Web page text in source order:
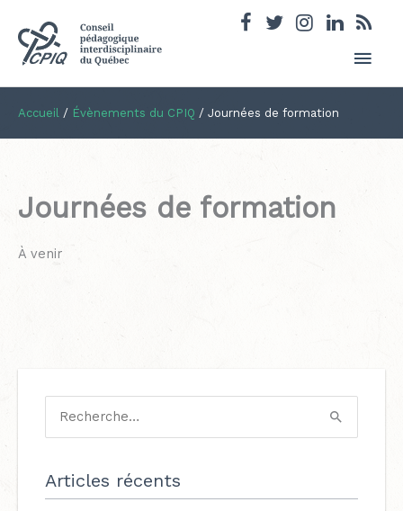
Accueil / Évènements du CPIQ / Journées de formation
c
h
Articles récents
g
Journées de formation
À venir